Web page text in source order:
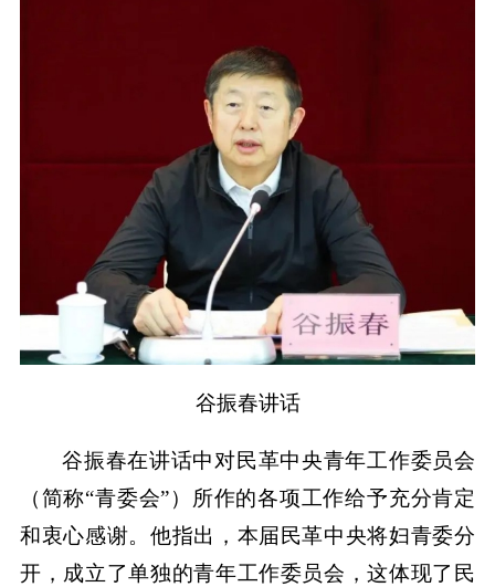
谷振春讲话
谷振春在讲话中对民革中央青年工作委员会
（简称“青委会”）所作的各项工作给予充分肯定
和衷心感谢。他指出，本届民革中央将妇青委分
开，成立了单独的青年工作委员会，这体现了民